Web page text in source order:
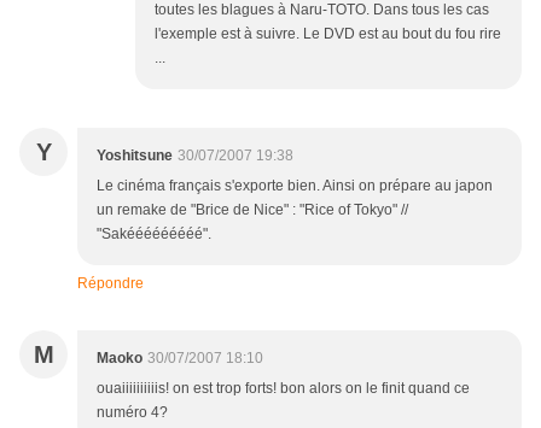
toutes les blagues à Naru-TOTO. Dans tous les cas
l'exemple est à suivre. Le DVD est au bout du fou rire
...
Y Yoshitsune 30/07/2007 19:38
Le cinéma français s'exporte bien. Ainsi on prépare au japon
un remake de "Brice de Nice" : "Rice of Tokyo" //
"Sakééééééééé".
Répondre
M Maoko 30/07/2007 18:10
ouaiiiiiiiiiis! on est trop forts! bon alors on le finit quand ce
numéro 4?